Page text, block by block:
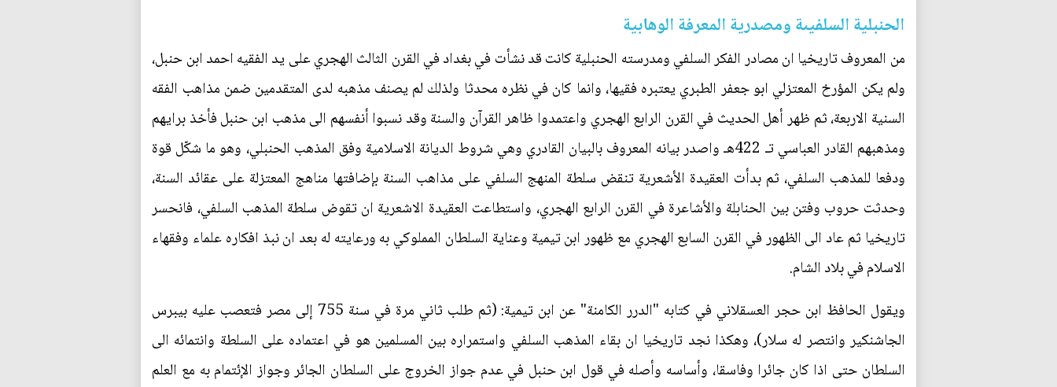
الحنبلية السلفيىة ومصدرية المعرفة الوهابية
من المعروف تاريخيا ان مصادر الفكر السلفي ومدرسته الحنبلية كانت قد نشأت في بغداد في القرن الثالث الهجري على يد الفقيه احمد ابن حنبل،
ولم يكن المؤرخ المعتزلي ابو جعفر الطبري يعتبره فقيها، وانما كان في نظره محدثا ولذلك لم يصنف مذهبه لدى المتقدمين ضمن مذاهب الفقه
السنية الاربعة، ثم ظهر أهل الحديث في القرن الرابع الهجري واعتمدوا ظاهر القرآن والسنة وقد نسبوا أنفسهم الى مذهب ابن حنبل فأخذ برايهم
ومذهبهم القادر العباسي تـ 422هـ واصدر بيانه المعروف بالبيان القادري وهي شروط الديانة الاسلامية وفق المذهب الحنبلي، وهو ما شكّل قوة
ودفعا للمذهب السلفي، ثم بدأت العقيدة الأشعرية تنقض سلطة المنهج السلفي على مذاهب السنة بإضافتها مناهج المعتزلة على عقائد السنة،
وحدثت حروب وفتن بين الحنابلة والأشاعرة في القرن الرابع الهجري، واستطاعت العقيدة الاشعرية ان تقوض سلطة المذهب السلفي، فانحسر
تاريخيا ثم عاد الى الظهور في القرن السابع الهجري مع ظهور ابن تيمية وعناية السلطان المملوكي به ورعايته له بعد ان نبذ افكاره علماء وفقهاء
الاسلام في بلاد الشام.
ويقول الحافظ ابن حجر العسقلاني في كتابه "الدرر الكامنة" عن ابن تيمية: (ثم طلب ثاني مرة في سنة 755 إلى مصر فتعصب عليه بيبرس
الجاشنكير وانتصر له سلار)، وهكذا نجد تاريخيا ان بقاء المذهب السلفي واستمراره بين المسلمين هو في اعتماده على السلطة وانتمائه الى
السلطان حتى اذا كان جائرا وفاسقا، وأساسه وأصله في قول ابن حنبل في عدم جواز الخروج على السلطان الجائر وجواز الإئتمام به مع العلم